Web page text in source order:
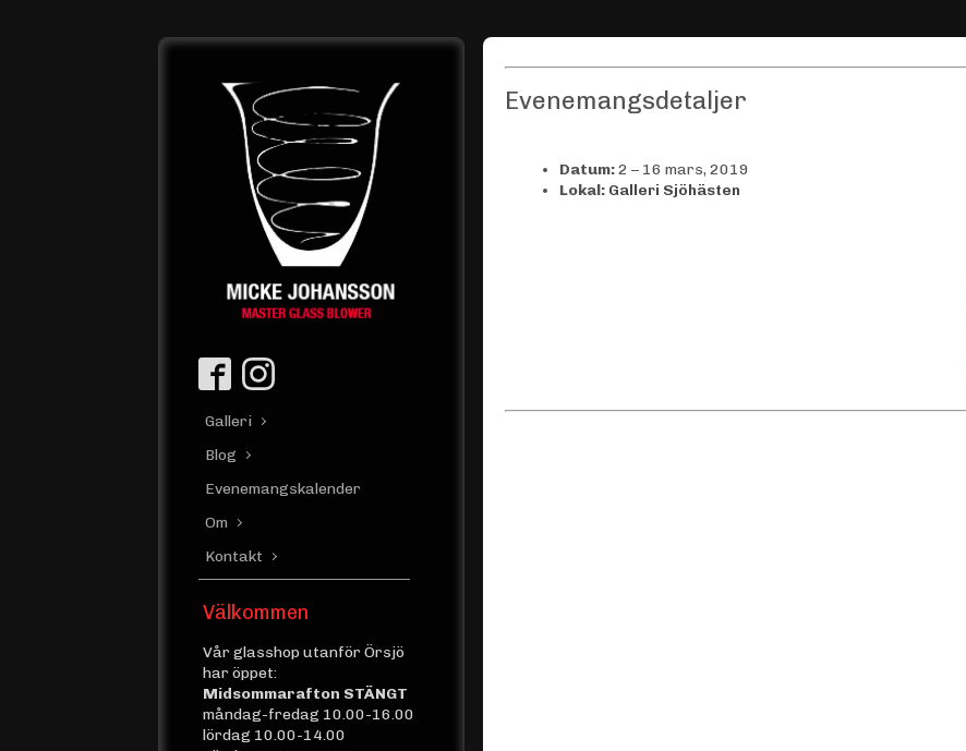
Galleri
Blog
Evenemangskalender
Om
Kontakt
Välkommen
Vår glasshop utanför Örsjö
har öppet:
Midsommarafton STÄNGT
måndag-fredag 10.00-16.00
lördag 10.00-14.00
Evenemangsdetaljer
Datum:2 – 16 mars, 2019
Lokal: Galleri Sjöhästen